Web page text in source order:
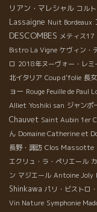
リアン・マレシャル コルト
Lassaigne Nuit Bordeaux
DESCOMBES メティス17
Bistro La Vigne ケヴィン・
ロ 2018年ヌーヴォー・レミ
北イタリア Coup d'folie 長
ョー Rouge Feuille de Paul
Alliet Yoshiki san ジャンポ
Chauvet Saint Aubin 1er
ん Domaine Catherine et
長野・諏訪 Clos Massotte
エクリュ・ラ・ペリエール
ン マジエール Antoine Joly
Shinkawa パリ・ビストロ
Vin Nature Symphonie